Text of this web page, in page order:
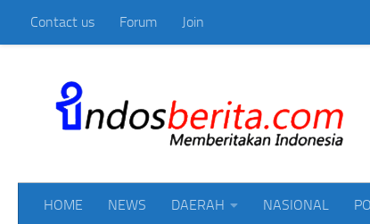
Skip to content
Contact us Forum Join
HOME NEWS DAERAH NASIONAL